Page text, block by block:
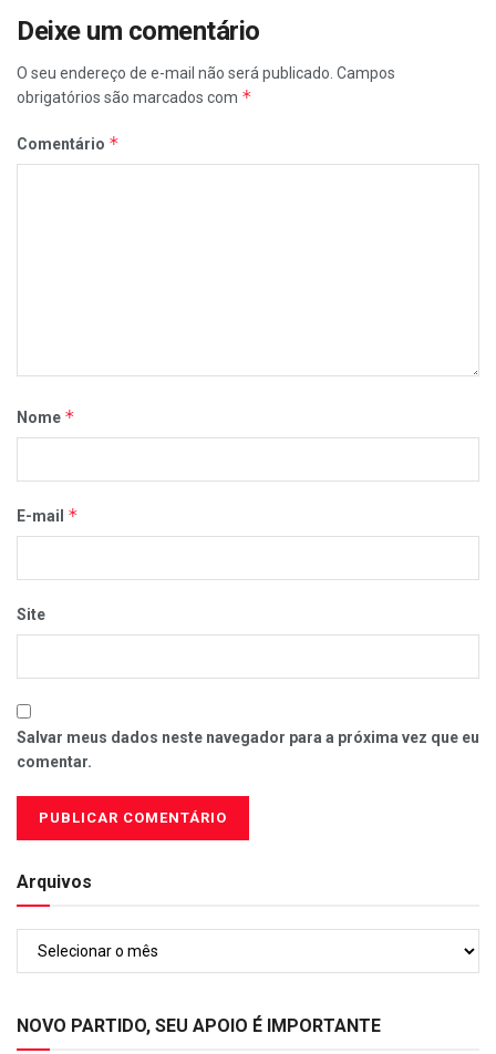
Deixe um comentário
O seu endereço de e-mail não será publicado. Campos
obrigatórios são marcados com *
Comentário *
Nome *
E-mail *
Site
Salvar meus dados neste navegador para a próxima vez que eu
comentar.
Arquivos
NOVO PARTIDO, SEU APOIO É IMPORTANTE